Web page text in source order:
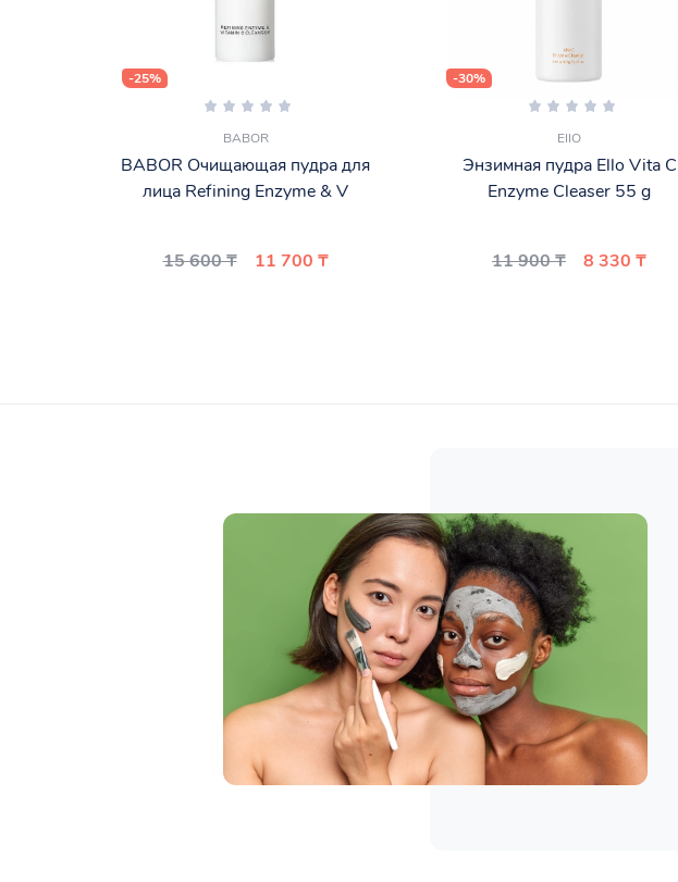
-25%
BABOR
BABOR Очищающая пудра для
лица Refining Enzyme & V
15 600 ₸ 11 700 ₸
-30%
EIIO
Энзимная пудра Ello Vita C
Enzyme Cleaser 55 g
11 900 ₸ 8 330 ₸